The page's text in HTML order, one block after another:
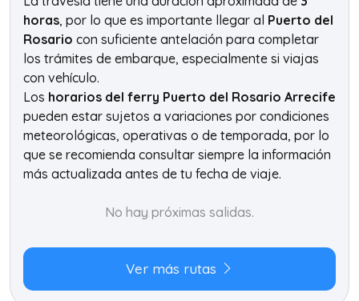
horas, por lo que es importante llegar al Puerto del
Rosario con suficiente antelación para completar
los trámites de embarque, especialmente si viajas
con vehículo.
Los horarios del ferry Puerto del Rosario Arrecife
pueden estar sujetos a variaciones por condiciones
meteorológicas, operativas o de temporada, por lo
que se recomienda consultar siempre la información
más actualizada antes de tu fecha de viaje.
No hay próximas salidas.
Ver más rutas